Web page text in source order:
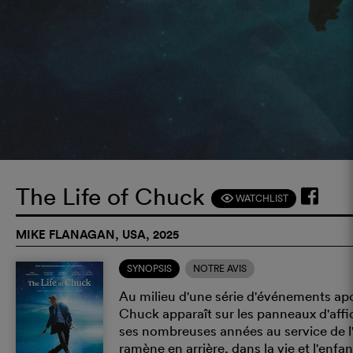
The Life of Chuck F WATCHLIST
MIKE FLANAGAN, USA, 2025
SYNOPSIS NOTRE AVIS
Au milieu d'une série d'événements
Chuck apparaît sur les panneaux
ses nombreuses années au service
ramène en arrière, dans la vie et